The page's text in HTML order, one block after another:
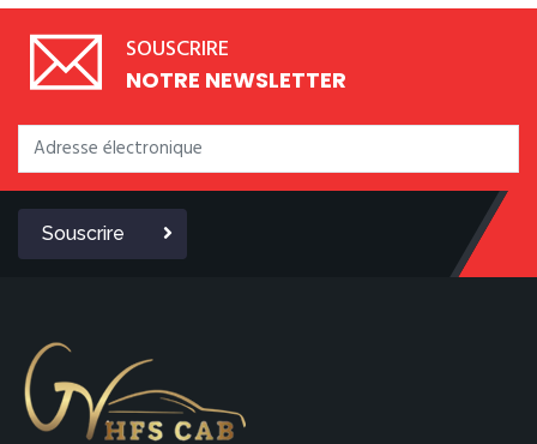
SOUSCRIRE
NOTRE NEWSLETTER
Souscrire